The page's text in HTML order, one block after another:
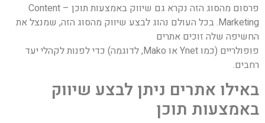
פרסום מהסוג הזה נקרא גם שיווק באמצעות תוכן – Content
Marketing. בכל העולם נהוג לבצע שיווק מהסוג הזה, שמנצל את
החשיפה שלה זוכים אתרים
פופולריים (כמו Ynet או Mako, לדוגמה) כדי לפנות לקהלי יעד
רחבים.
באילו אתרים ניתן לבצע שיווק
באמצעות תוכן